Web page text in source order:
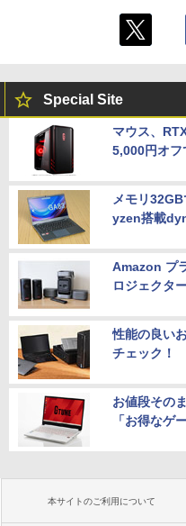
Special Site
マウス、
5,000円オフ
メモリ
yzen搭載
Amazon プ
ロジェクタ
性能の良い
チェック！
お値段その
「お得なゲ
本サイトのご利用について